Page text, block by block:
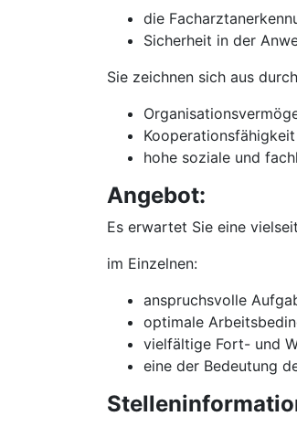
die
Sicherheit in der
Sie zeichnen sich aus
Kooperationsfähigkeit
hohe soziale und
Angebot:
Es erwartet Sie eine
im Einzelnen:
anspruchsvolle
optimale
vielfältige Fort- und
eine der Bedeutung